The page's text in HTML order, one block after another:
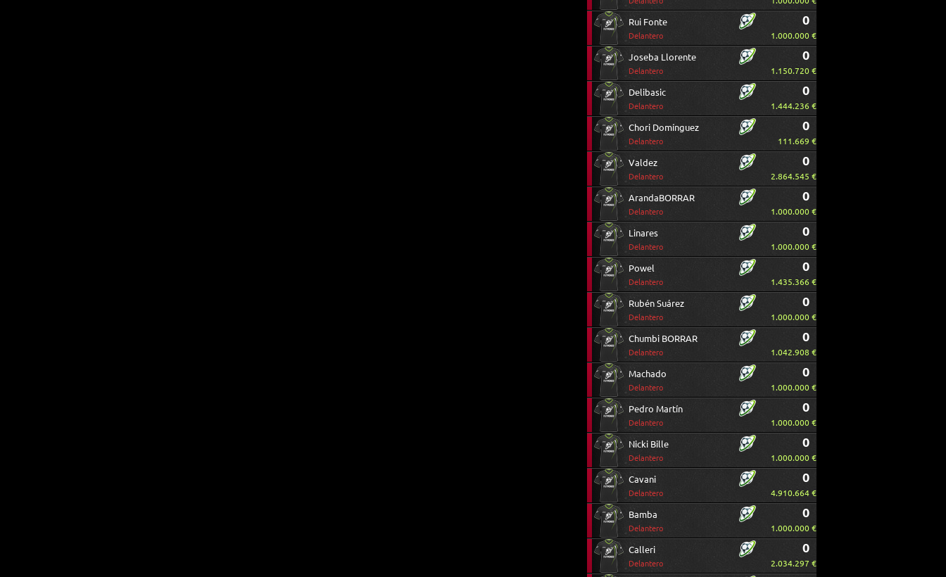
Rui Fonte
Delantero
0
1.000.000 €
Joseba Llorente
Delantero
0
1.150.720 €
Delibasic
Delantero
0
1.444.236 €
Chori Domínguez
Delantero
0
111.669 €
Valdez
Delantero
0
2.864.545 €
ArandaBORRAR
Delantero
0
1.000.000 €
Linares
Delantero
0
1.000.000 €
Powel
Delantero
0
1.435.366 €
Rubén Suárez
Delantero
0
1.000.000 €
Chumbi BORRAR
Delantero
0
1.042.908 €
Machado
Delantero
0
1.000.000 €
Pedro Martín
Delantero
0
1.000.000 €
Nicki Bille
Delantero
0
1.000.000 €
Cavani
Delantero
0
4.910.664 €
Bamba
Delantero
0
1.000.000 €
Calleri
Delantero
0
2.034.297 €